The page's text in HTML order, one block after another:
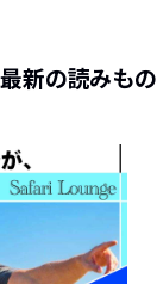
最新の読みもの